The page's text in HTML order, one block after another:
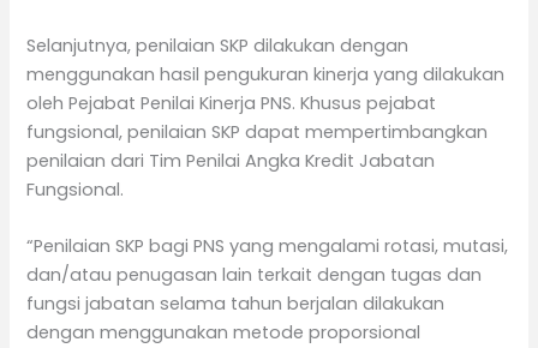
Selanjutnya, penilaian SKP dilakukan dengan
menggunakan hasil pengukuran kinerja yang dilakukan
oleh Pejabat Penilai Kinerja PNS. Khusus pejabat
fungsional, penilaian SKP dapat mempertimbangkan
penilaian dari Tim Penilai Angka Kredit Jabatan
Fungsional.
“Penilaian SKP bagi PNS yang mengalami rotasi, mutasi,
dan/atau penugasan lain terkait dengan tugas dan
fungsi jabatan selama tahun berjalan dilakukan
dengan menggunakan metode proporsional